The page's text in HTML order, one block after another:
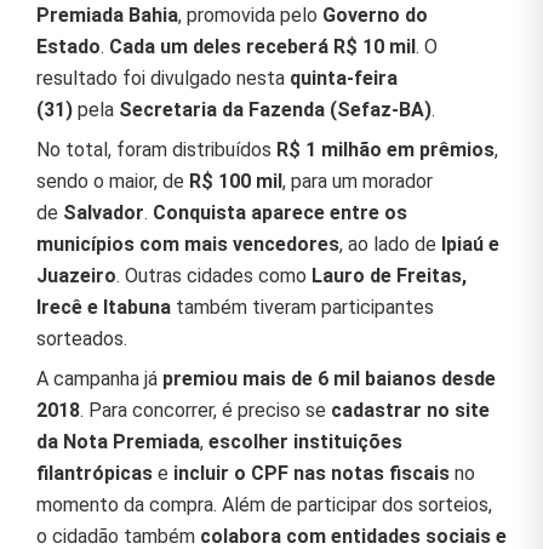
Premiada Bahia, promovida pelo Governo do
Estado. Cada um deles receberá R$ 10 mil. O
resultado foi divulgado nesta quinta-feira
(31) pela Secretaria da Fazenda (Sefaz-BA).
No total, foram distribuídos R$ 1 milhão em prêmios,
sendo o maior, de R$ 100 mil, para um morador
de Salvador. Conquista aparece entre os
municípios com mais vencedores, ao lado de Ipiaú e
Juazeiro. Outras cidades como Lauro de Freitas,
Irecê e Itabuna também tiveram participantes
sorteados.
A campanha já premiou mais de 6 mil baianos desde
2018. Para concorrer, é preciso se cadastrar no site
da Nota Premiada, escolher instituições
filantrópicas e incluir o CPF nas notas fiscais no
momento da compra. Além de participar dos sorteios,
o cidadão também colabora com entidades sociais e